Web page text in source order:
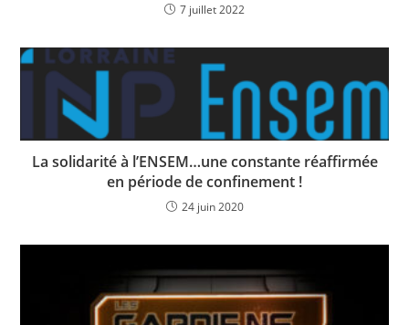
7 juillet 2022
La solidarité à l’ENSEM…une constante réaffirmée
en période de confinement !
24 juin 2020